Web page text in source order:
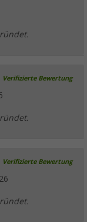
Verifizierte Bewertung
Verifizierte Bewertung